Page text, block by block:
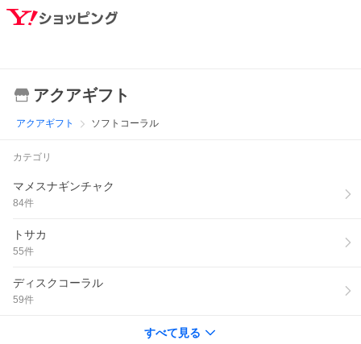
アクアギフト
アクアギフト ソフトコーラル
カテゴリ
マメスナギンチャク
84件
トサカ
55件
ディスクコーラル
59件
すべて見る